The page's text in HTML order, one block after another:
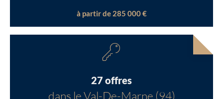
à partir de 285 000 €
27 offres
dans le Val-De-Marne (94)